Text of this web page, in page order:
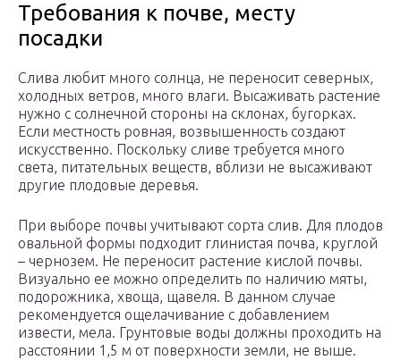
Требования к почве, месту
посадки
Слива любит много солнца, не переносит северных,
холодных ветров, много влаги. Высаживать растение
нужно с солнечной стороны на склонах, бугорках.
Если местность ровная, возвышенность создают
искусственно. Поскольку сливе требуется много
света, питательных веществ, вблизи не высаживают
другие плодовые деревья.
При выборе почвы учитывают сорта слив. Для плодов
овальной формы подходит глинистая почва, круглой
– чернозем. Не переносит растение кислой почвы.
Визуально ее можно определить по наличию мяты,
подорожника, хвоща, щавеля. В данном случае
рекомендуется ощелачивание с добавлением
извести, мела. Грунтовые воды должны проходить на
расстоянии 1,5 м от поверхности земли, не выше.